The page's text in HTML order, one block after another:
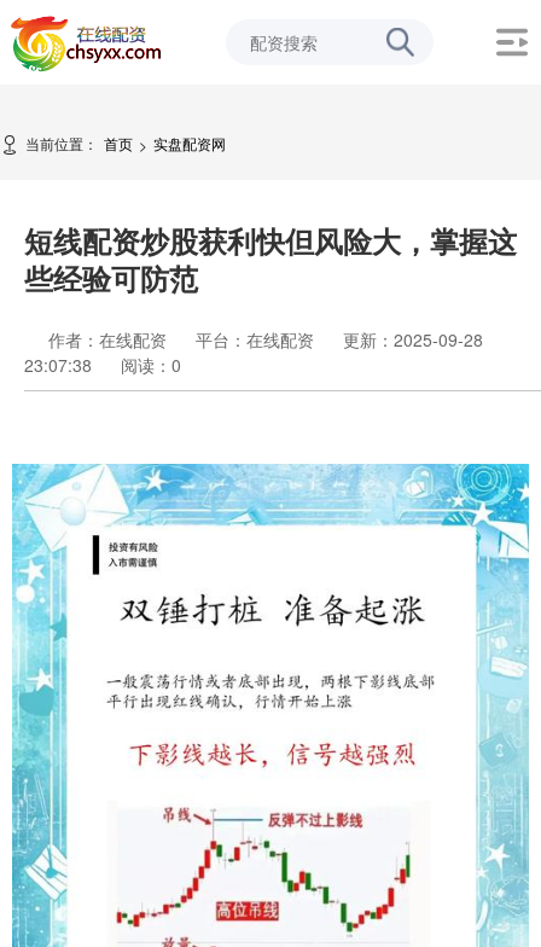
当前位置： 首页 > 实盘配资网
短线配资炒股获利快但风险大，掌握这
些经验可防范
作者：在线配资 平台：在线配资
更新：2025-09-28
23:07:38
阅读： 0